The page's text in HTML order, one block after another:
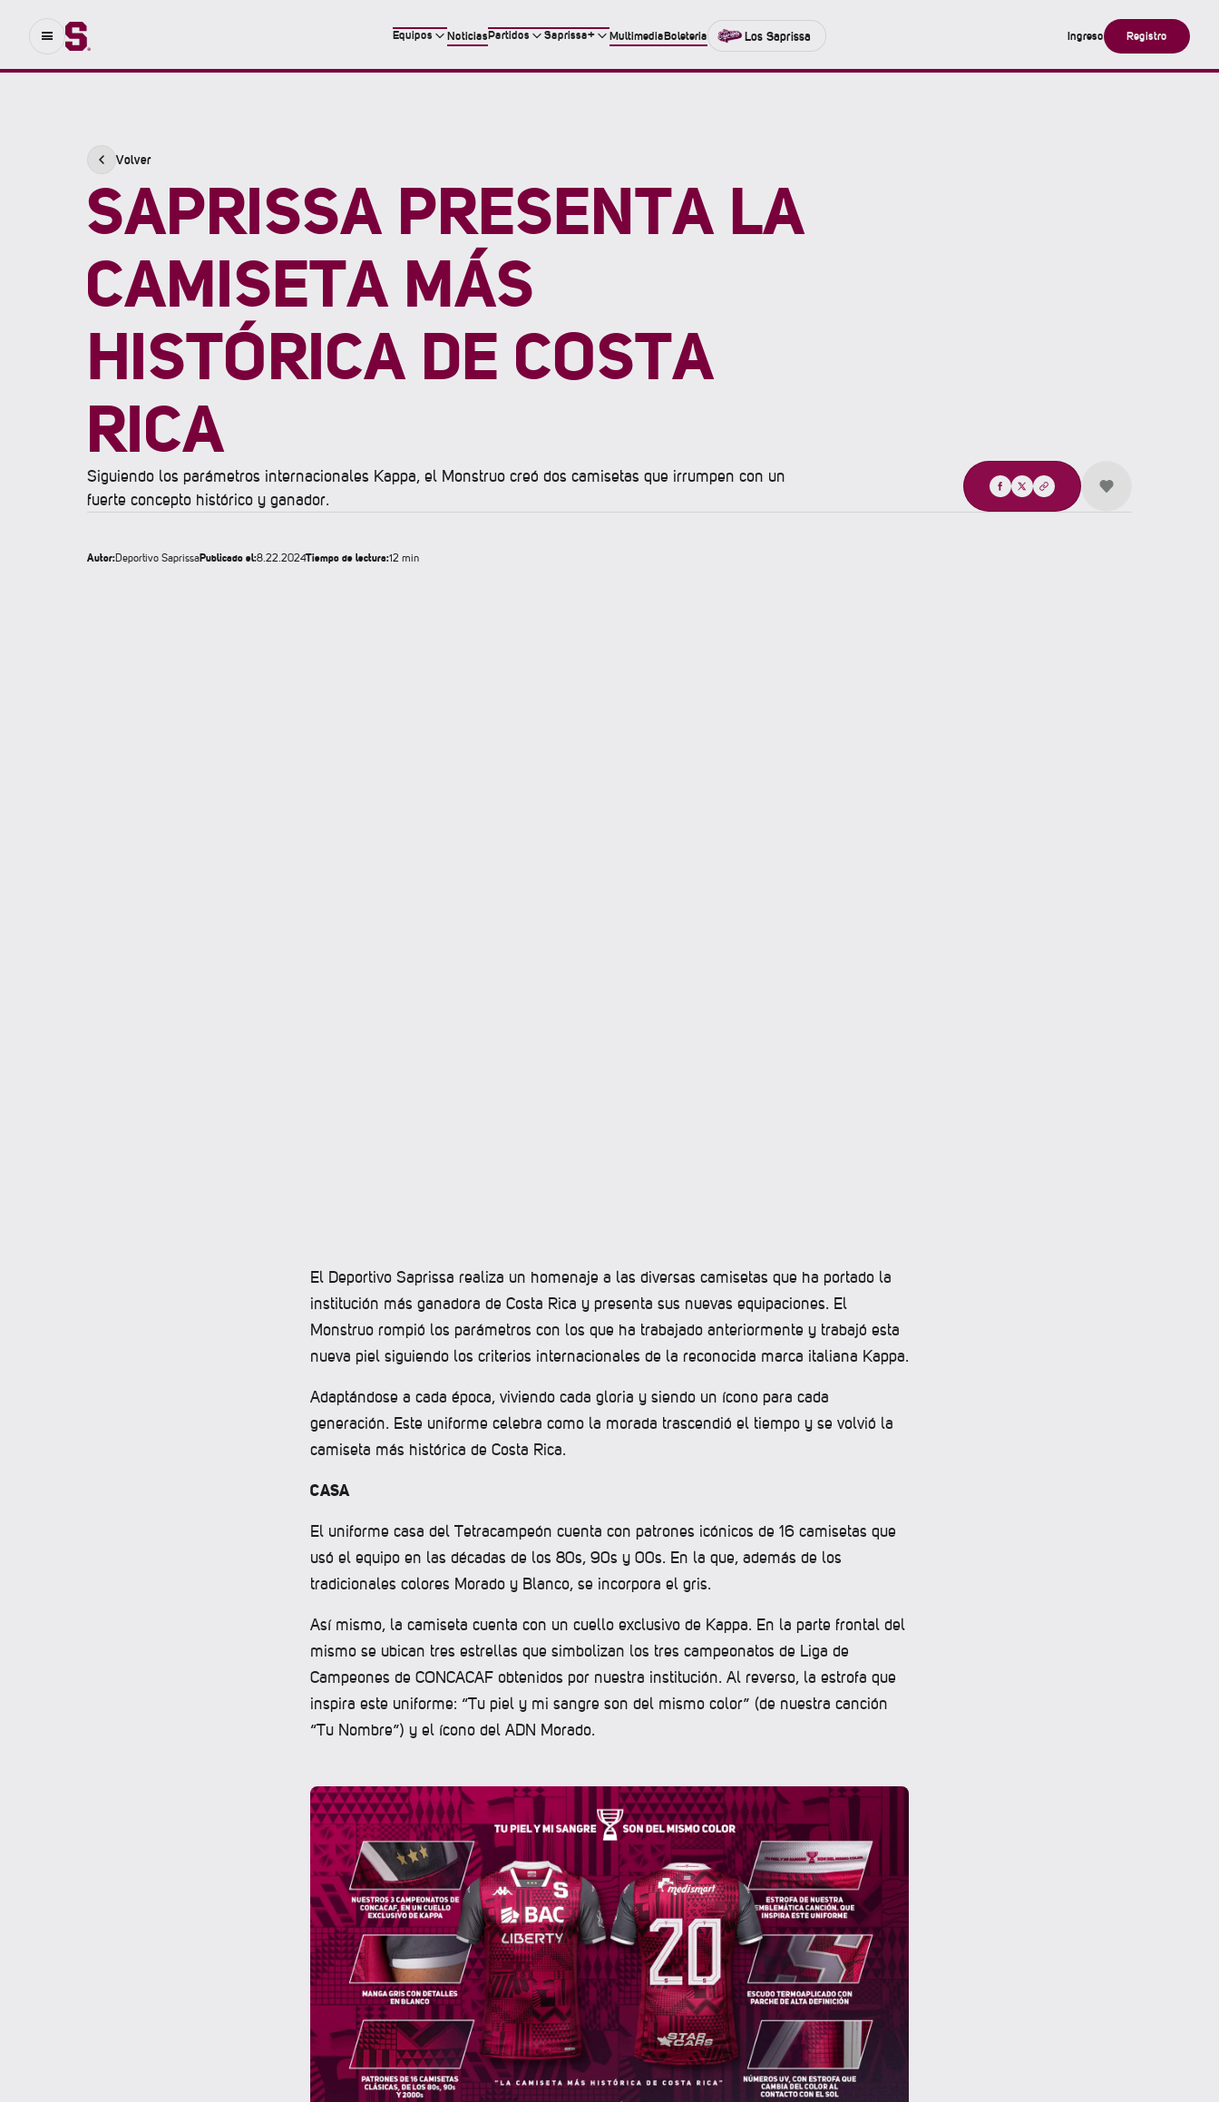
Equipos NoticiasPartidos Saprissa+ MultimediaBoleteria Los Saprissa Ingreso Registro
Volver
SAPRISSA PRESENTA LA
CAMISETA MÁS
HISTÓRICA DE COSTA
RICA
Siguiendo los parámetros internacionales Kappa, el Monstruo creó dos camisetas que irrumpen con un
fuerte concepto histórico y ganador.
Compartir
Autor:Deportivo SaprissaPublicado el:8.22.2024Tiempo de lectura:12 min
El Deportivo Saprissa realiza un homenaje a las diversas camisetas que ha portado la
institución más ganadora de Costa Rica y presenta sus nuevas equipaciones. El
Monstruo rompió los parámetros con los que ha trabajado anteriormente y trabajó esta
nueva piel siguiendo los criterios internacionales de la reconocida marca italiana Kappa.
Adaptándose a cada época, viviendo cada gloria y siendo un ícono para cada
generación. Este uniforme celebra como la morada trascendió el tiempo y se volvió la
camiseta más histórica de Costa Rica.
CASA
El uniforme casa del Tetracampeón cuenta con patrones icónicos de 16 camisetas que
usó el equipo en las décadas de los 80s, 90s y 00s. En la que, además de los
tradicionales colores Morado y Blanco, se incorpora el gris.
Así mismo, la camiseta cuenta con un cuello exclusivo de Kappa. En la parte frontal del
mismo se ubican tres estrellas que simbolizan los tres campeonatos de Liga de
Campeones de CONCACAF obtenidos por nuestra institución. Al reverso, la estrofa que
inspira este uniforme: “Tu piel y mi sangre son del mismo color” (de nuestra canción
“Tu Nombre”) y el ícono del ADN Morado.